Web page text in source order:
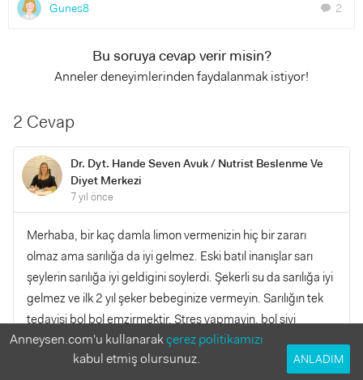
Gunes8 chat 2
Bu soruya cevap verir misin?
Anneler deneyimlerinden faydalanmak istiyor!
2 Cevap
Dr. Dyt. Hande Seven Avuk / Nutrist Beslenme Ve
Diyet Merkezi
7 yıl önce
Merhaba, bir kaç damla limon vermenizin hiç bir zararı
olmaz ama sarılığa da iyi gelmez. Eski batıl inanışlar sarı
şeylerin sarılığa iyi geldigini soylerdi. Şekerli su da sarılığa iyi
gelmez ve ilk 2 yıl şeker bebeginize vermeyin. Sarılığın tek
tedavisi bol bol emzirmektir. Stres yapmayin, bol sivi
besinler alin ve bebek uyudugu zaman veya aralarda firsat
buldukca uyuyun cunku uyku gercekten sutu arttiriyor.
Anneysen.com'u kullanarakçerez politikamızı
kabul etmiş olursunuz.
ANLADIM